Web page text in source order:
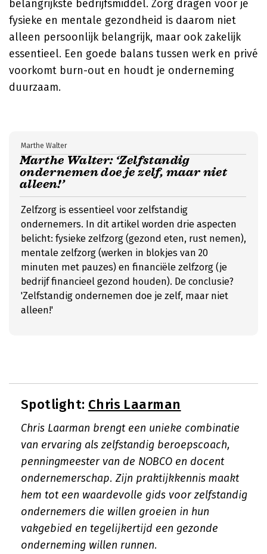
belangrijkste bedrijfsmiddel. Zorg dragen voor je
fysieke en mentale gezondheid is daarom niet
alleen persoonlijk belangrijk, maar ook zakelijk
essentieel. Een goede balans tussen werk en privé
voorkomt burn-out en houdt je onderneming
duurzaam.
Marthe Walter: ‘Zelfstandig
ondernemen doe je zelf, maar niet
alleen!’
Marthe Walter
Zelfzorg is essentieel voor zelfstandig
ondernemers. In dit artikel worden drie aspecten
belicht: fysieke zelfzorg (gezond eten, rust nemen),
mentale zelfzorg (werken in blokjes van 20
minuten met pauzes) en financiële zelfzorg (je
bedrijf financieel gezond houden). De conclusie?
'Zelfstandig ondernemen doe je zelf, maar niet
alleen!'
Spotlight: Chris Laarman
Chris Laarman brengt een unieke combinatie
van ervaring als zelfstandig beroepscoach,
penningmeester van de NOBCO en docent
ondernemerschap. Zijn praktijkkennis maakt
hem tot een waardevolle gids voor zelfstandig
ondernemers die willen groeien in hun
vakgebied en tegelijkertijd een gezonde
onderneming willen runnen.